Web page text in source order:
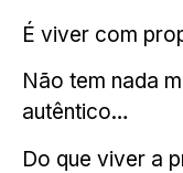
É viver com
Não tem nada
autêntico…
Do que viver a